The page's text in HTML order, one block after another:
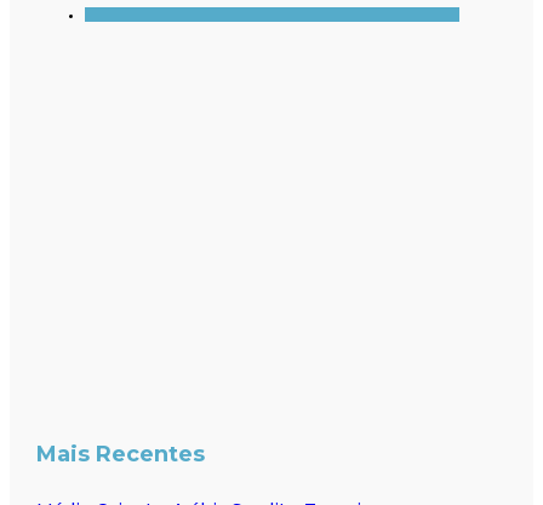
Mais Recentes